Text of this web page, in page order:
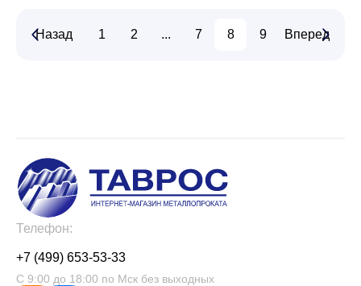
Назад 1 2 ... 7 8 9 ... 12
Вперед
Телефон:
+7 (499) 653-53-33
С 9:00 до 18:00 по Мск без выходных